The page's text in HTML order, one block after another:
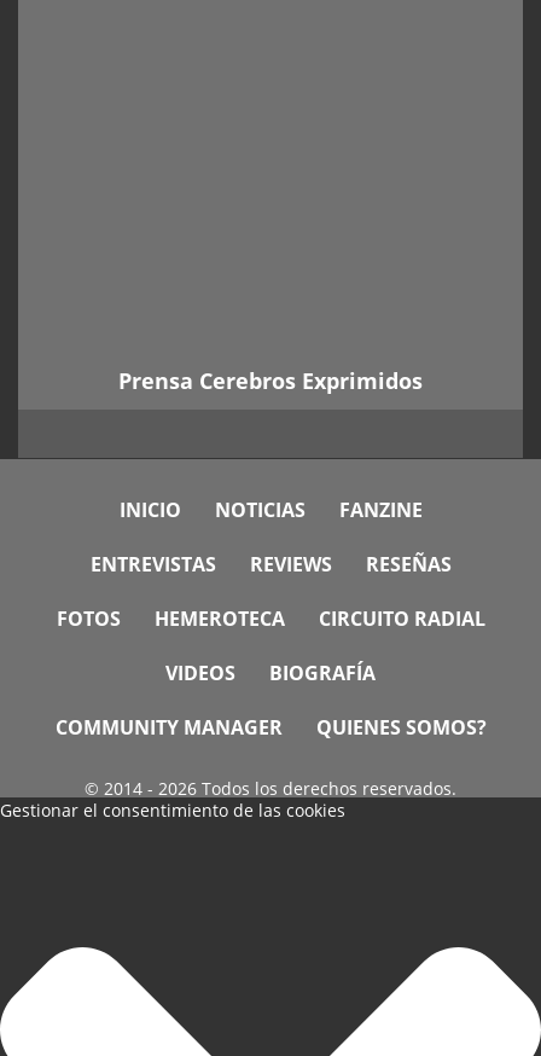
Prensa Cerebros Exprimidos
INICIO NOTICIAS FANZINE
ENTREVISTAS REVIEWS RESEÑAS
FOTOS HEMEROTECA CIRCUITO RADIAL
VIDEOS BIOGRAFÍA
COMMUNITY MANAGER QUIENES SOMOS?
© 2014 - 2026 Todos los derechos reservados.
Gestionar el consentimiento de las cookies